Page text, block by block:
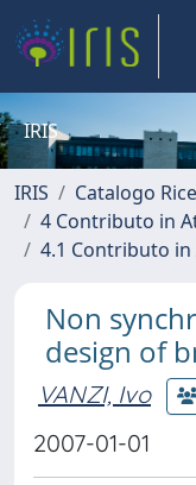
IRIS
IRIS
Catalogo
4 Contributo in
4.1 Contributo
Non
design of
VANZI, Ivo
2007-01-01